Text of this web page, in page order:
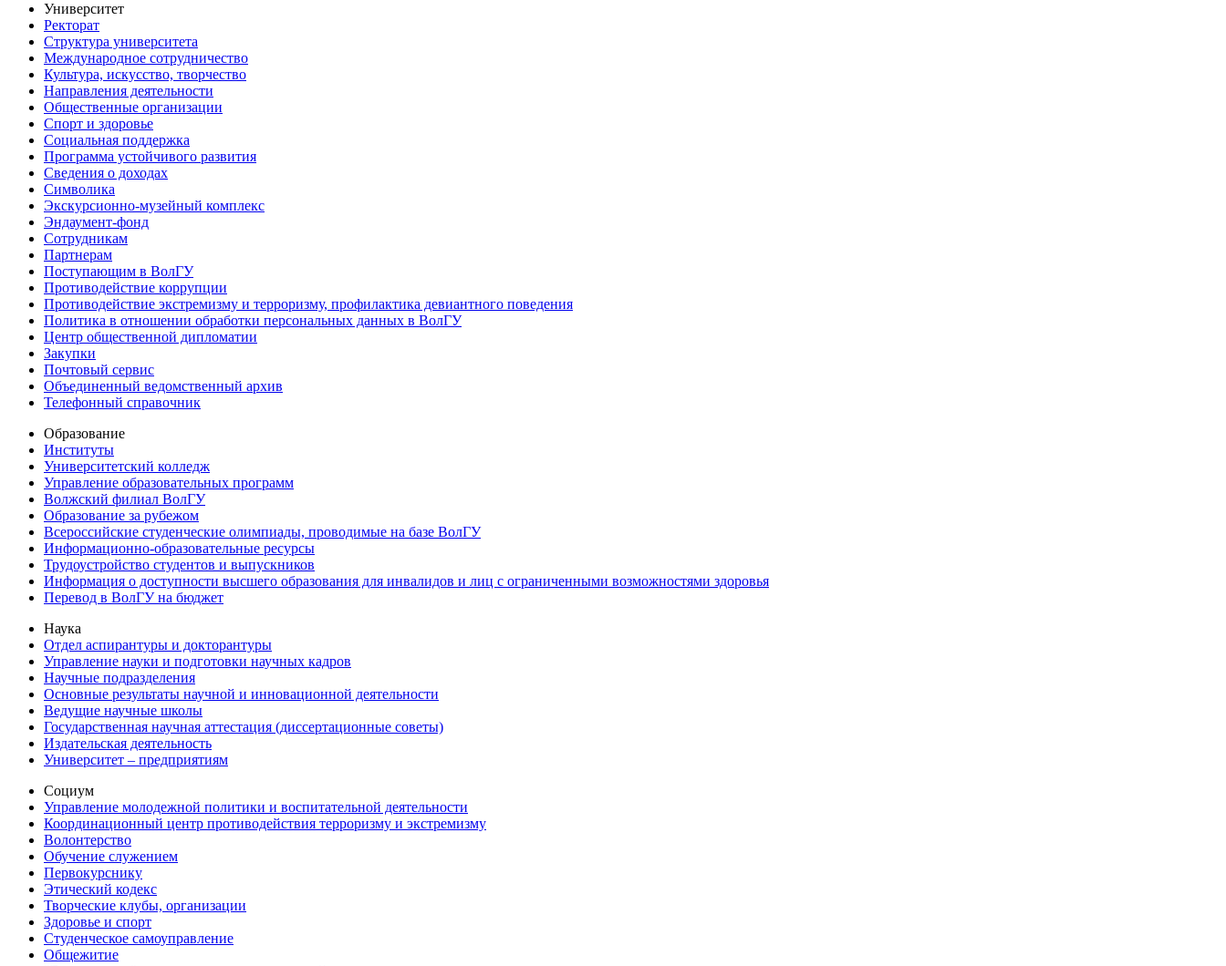
Университет
Ректорат
Структура университета
Международное сотрудничество
Культура, искусство, творчество
Направления деятельности
Общественные организации
Спорт и здоровье
Социальная поддержка
Программа устойчивого развития
Сведения о доходах
Символика
Экскурсионно-музейный комплекс
Эндаумент-фонд
Сотрудникам
Партнерам
Поступающим в ВолГУ
Противодействие коррупции
Противодействие экстремизму и терроризму, профилактика девиантного поведения
Политика в отношении обработки персональных данных в ВолГУ
Центр общественной дипломатии
Закупки
Почтовый сервис
Объединенный ведомственный архив
Телефонный справочник
Образование
Институты
Университетский колледж
Управление образовательных программ
Волжский филиал ВолГУ
Образование за рубежом
Всероссийские студенческие олимпиады, проводимые на базе ВолГУ
Информационно-образовательные ресурсы
Трудоустройство студентов и выпускников
Информация о доступности высшего образования для инвалидов и лиц с ограниченными возможностями здоровья
Перевод в ВолГУ на бюджет
Наука
Отдел аспирантуры и докторантуры
Управление науки и подготовки научных кадров
Научные подразделения
Основные результаты научной и инновационной деятельности
Ведущие научные школы
Государственная научная аттестация (диссертационные советы)
Издательская деятельность
Университет – предприятиям
Социум
Управление молодежной политики и воспитательной деятельности
Координационный центр противодействия терроризму и экстремизму
Волонтерство
Обучение служением
Первокурснику
Этический кодекс
Творческие клубы, организации
Здоровье и спорт
Студенческое самоуправление
Общежитие